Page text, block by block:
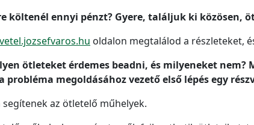
költenél ennyi pénzt? Gyere, találjuk ki közösen,
oldalon megtalálod a részleteket,
ötleteket érdemes beadni, és milyeneket
probléma megoldásához vezető első lépés egy
segítenek az ötletelő műhelyek.